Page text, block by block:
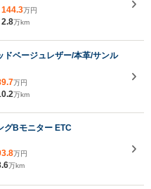
144.3万円
2.8万km
ドベージュレザー/本革/サンル
万円
万km
グBモニター ETC
万円
万km